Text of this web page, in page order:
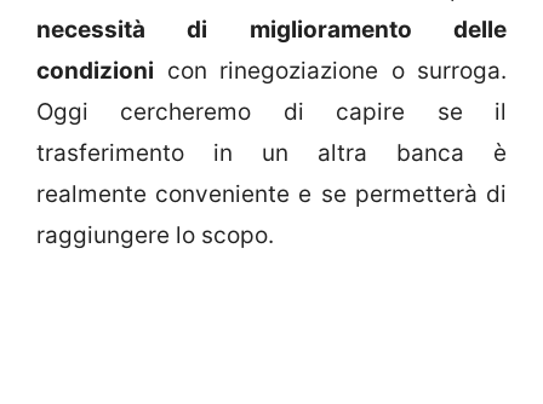
necessità di miglioramento delle
condizioni con rinegoziazione o surroga.
Oggi cercheremo di capire se il
trasferimento in un altra banca è
realmente conveniente e se permetterà di
raggiungere lo scopo.